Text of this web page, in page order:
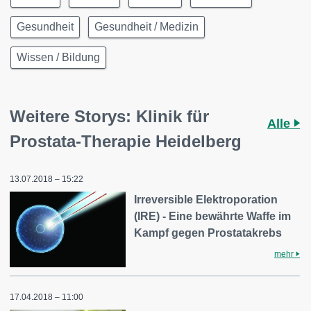
Gesundheit Gesundheit / Medizin
Wissen / Bildung
Weitere Storys: Klinik für
Prostata-Therapie Heidelberg
Alle
13.07.2018 – 15:22
Irreversible Elektroporation
(IRE) - Eine bewährte Waffe im
Kampf gegen Prostatakrebs
mehr
17.04.2018 – 11:00